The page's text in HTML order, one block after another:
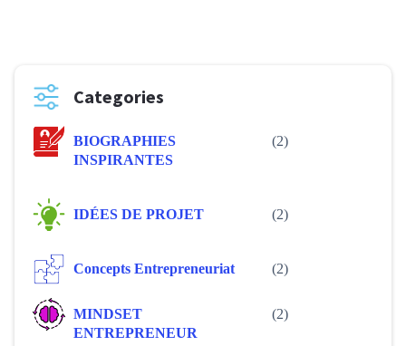
Categories
BIOGRAPHIES
INSPIRANTES
(2)
IDÉES DE PROJET (2)
Concepts Entrepreneuriat (2)
MINDSET
ENTREPRENEUR
(2)